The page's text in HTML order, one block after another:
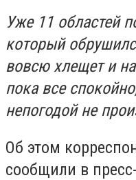
Уже 11 областей
который
вовсю хлещет и
пока все
непогодой не
Об этом
сообщили в